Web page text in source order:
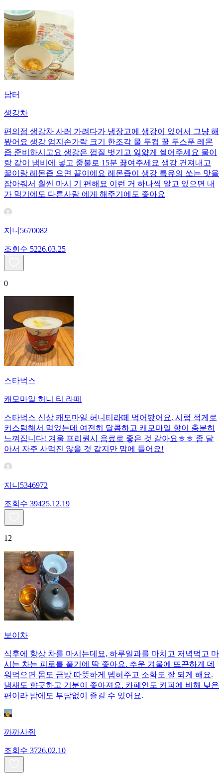
담터
생강차
편의점 생강차 사러 가려다가 냉장고에 생강이 있어서 그냥 해
봤어요 생강 엄지손가락 크기 한조각 물 두컵 꿀 두스푼 레몬
즙 준비하시고요 생강은 껍질 벗기고 잃얇게 썰어주세요 물이
랑 같이 냄비에 넣고 중불로 15분 끓여주세요 생강 건져내고
꿀이랑 레몬즙 으면 끝이에요 레몬즙이 생강 특유의 쏘는 맛을
잡아줘서 훨씬 마시 기 편해요 이런 거 하나씩 알고 있으면 내
가 먹기에도 다른사람 에게 해주기에도 좋아요
지니5670082
조회수 5226.03.25
0
스타벅스
캐모마일 허니 티 라떼
스타벅스 신상 캐모마일 허니티라떼 먹어봤어요. 시럽 적게로
커스텀해서 먹었는데 여전히 달콤하고 캐모마일 향이 충분히
느껴집니다! 겨울 프리퀀시 음료로 좋은 것 같아요ㅎㅎ 좀 달
아서 자주 사먹진 않을 것 같지만 맘에 들어요!
지니5346972
조회수 39425.12.19
12
보이차
식후에 항상 차를 마시는데요, 하루일과를 마치고 저녁먹고 마
시는 차는 피로를 풀기에 딱 좋아요. 추운 겨울에 뜨끈하게 데
워먹으면 몸도 금방 따뜻하게 뎁혀주고 소화도 잘 되게 해요.
냄새도 향긋하고 기분이 좋아져요. 카페인도 커피에 비해 낮은
편이라 밤에도 부담없이 즐길 수 있어요.
까까사줘
조회수 3726.02.10